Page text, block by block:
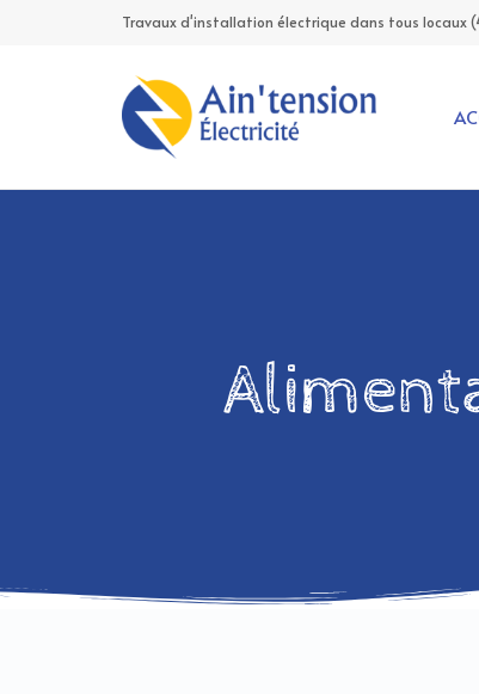
Travaux d'installation électrique dans tous locaux